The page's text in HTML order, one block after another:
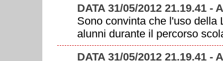
DATA 31/05/2012 21.19.41 -
Sono convinta che l'uso della
alunni durante il percorso
DATA 31/05/2012 21.19.41 -